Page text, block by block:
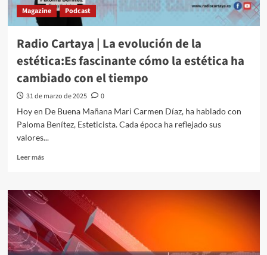
Magazine Podcast
Radio Cartaya | La evolución de la
estética:Es fascinante cómo la estética ha
cambiado con el tiempo
31 de marzo de 2025
0
Hoy en De Buena Mañana Mari Carmen Díaz, ha hablado con
Paloma Benítez, Esteticista. Cada época ha reflejado sus
valores...
Leer más